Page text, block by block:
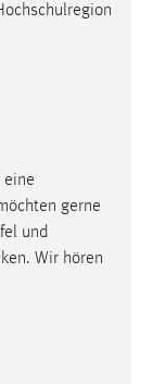
eine
gerne
und
Wir hören